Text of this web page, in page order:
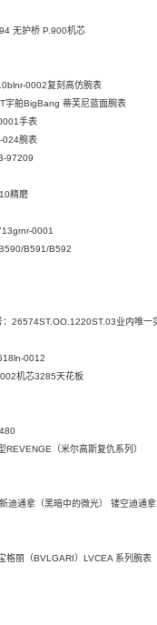
无护桥 P.900机芯
0002复刻高仿腕表
宇舶BigBang 蒂芙尼蓝面腕表
手表
024腕表
97209
精磨
0001
B591/B592
26574ST.OO.1220ST.03业内唯一
0012
机芯3285天花板
（米尔高斯复仇系列）
迪通拿（黑暗中的微光） 镂空迪通拿
格丽（BVLGARI）LVCEA 系列腕表